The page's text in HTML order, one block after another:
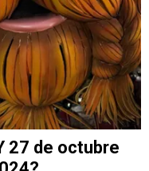
27 de octubre